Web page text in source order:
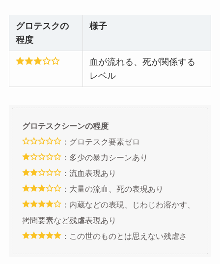
グロテスクの
程度
様子
血が流れる、死が関係する
レベル
グロテスクシーンの程度
：グロテスク要素ゼロ
：多少の暴力シーンあり
：流血表現あり
：大量の流血、死の表現あり
：内蔵などの表現、じわじわ溶かす、
拷問要素など残虐表現あり
：この世のものとは思えない残虐さ